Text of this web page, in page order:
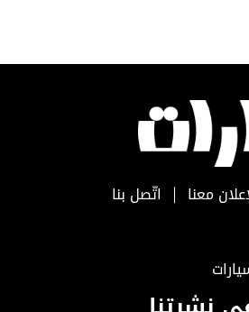
معنا اتّصل بنا